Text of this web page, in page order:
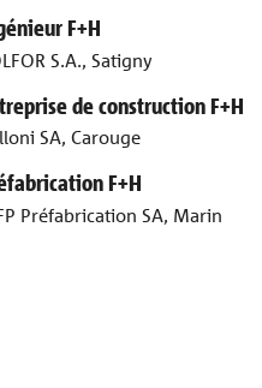
F+H
S.A., Satigny
de construction F+H
SA, Carouge
F+H
Préfabrication SA, Marin